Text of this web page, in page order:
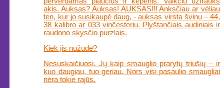
akis. Auksas? Auksas! AUKSAS!!! Anksčiau ar vėliau
ten, kur jo susikaupė daug, - auksas virsta švinu – 44,
38 kalibro ar 033 vinčesteriu. Plyštančiais audiniais ir
raudono skysčio purzlais.
Kiek jis nužudė?
Nesuskaičiuosi. Jų kaip smauglio prarytų triušių – ir
kuo daugiau, tuo geriau. Nors visi pasaulio smaugliai
nėra tokie rajūs.